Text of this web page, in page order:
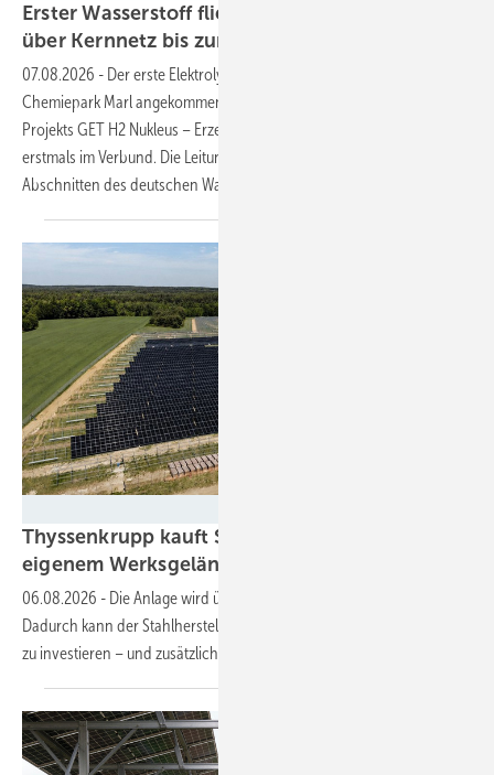
Erster Wasserstoff fließt von Großelektrolyse
über Kernnetz bis zur
07.08.2026 - Der erste Elektrolyse-Wasserstoff aus Lingen ist im
Chemiepark Marl angekommen. Damit arbeiten alle Bausteine des
Projekts GET H2 Nukleus – Erzeugung, Transport und Abnahme –
erstmals im Verbund. Die Leitungen gehören zu den ersten
Abschnitten des deutschen Wasserstoff-Kernnetzes.
Thyssenkrupp kauft Solarstrom aus Anlage auf
eigenem Werksgelände
06.08.2026 - Die Anlage wird über einen Onsite-PPA refinanziert.
Dadurch kann der Stahlhersteller den Ökostrom nutzen, ohne selbst
zu investieren – und zusätzlich Netzkosten